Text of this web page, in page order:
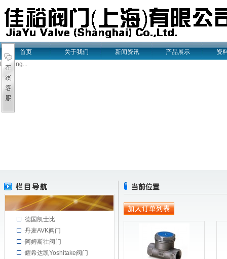
首页 关于我们 新闻资讯 产品展示
资
Loading...
德国凯士比
丹麦AVK阀门
阿姆斯壮阀门
耀希达凯Yoshitake阀门